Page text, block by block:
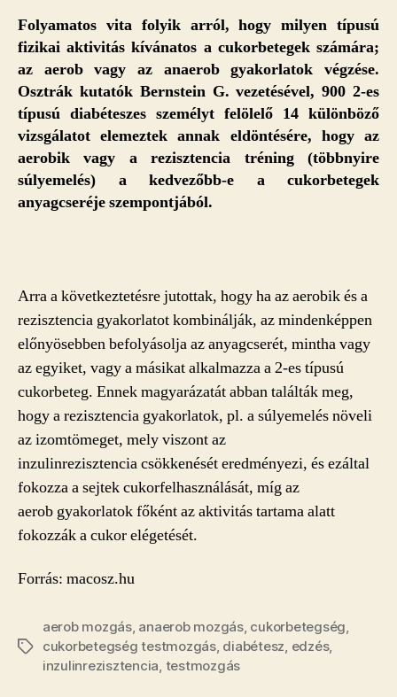
vércukor-
kontrollt:
aerob
vagy
az
anaerob
fizikai
aktivitás?
Folyamatos vita folyik arról, hogy milyen típusú
fizikai aktivitás kívánatos a cukorbetegek számára;
az aerob vagy az anaerob gyakorlatok végzése.
Osztrák kutatók Bernstein G. vezetésével, 900 2-es
típusú diabéteszes személyt felölelő 14 különböző
vizsgálatot elemeztek annak eldöntésére, hogy az
aerobik vagy a rezisztencia tréning (többnyire
súlyemelés) a kedvezőbb-e a cukorbetegek
anyagcseréje szempontjából.
Arra a következtetésre jutottak, hogy ha az aerobik és a
rezisztencia gyakorlatot kombinálják, az mindenképpen
előnyösebben befolyásolja az anyagcserét, mintha vagy
az egyiket, vagy a másikat alkalmazza a 2-es típusú
cukorbeteg. Ennek magyarázatát abban találták meg,
hogy a rezisztencia gyakorlatok, pl. a súlyemelés növeli
az izomtömeget, mely viszont az
inzulinrezisztencia csökkenését eredményezi, és ezáltal
fokozza a sejtek cukorfelhasználását, míg az
aerob gyakorlatok főként az aktivitás tartama alatt
fokozzák a cukor elégetését.
Forrás: macosz.hu
Címkék
aerob mozgás, anaerob mozgás, cukorbetegség,
cukorbetegség testmozgás, diabétesz, edzés,
inzulinrezisztencia, testmozgás